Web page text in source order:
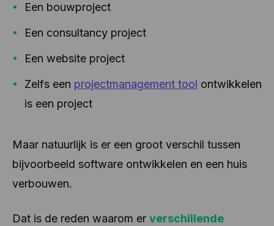
Een bouwproject
Een consultancy project
Een website project
Zelfs een projectmanagement tool ontwikkelen
is een project
Maar natuurlijk is er een groot verschil tussen
bijvoorbeeld software ontwikkelen en een huis
verbouwen.
Dat is de reden waarom er verschillende